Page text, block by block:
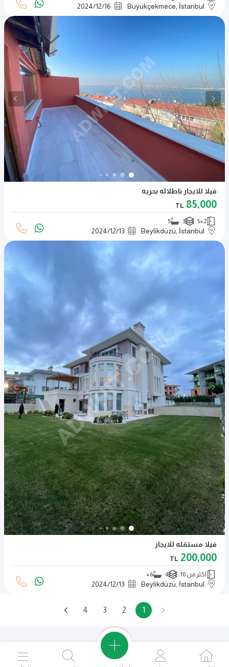
Büyükçekmece, İstanbul
2024/12/16
فيلا للايجار باطلاله بحريه
85,000
TL
5+2
3
5
Beylikdüzü, İstanbul
2024/12/13
فيلا مستقله للايجار
200,000
TL
اكثر من 10 4
6+
Beylikdüzü, İstanbul
2024/12/13
1
2
3
4